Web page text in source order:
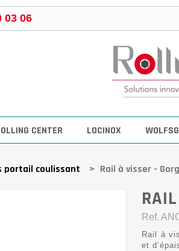
03 06
CENTER LOCINOX
portail coulissant > Rail à visser -
Ref.
Rail à
et